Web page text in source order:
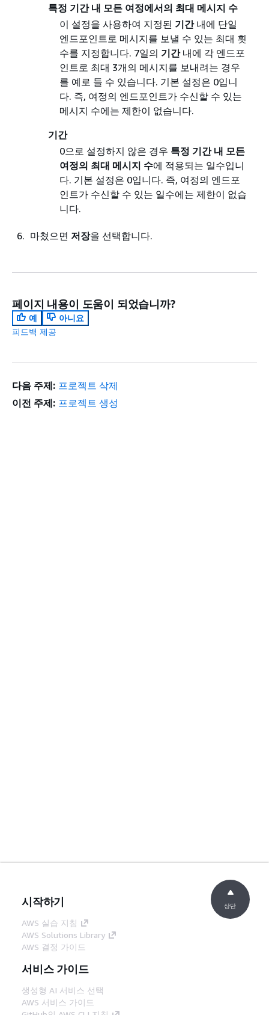
특정 기간 내 모든 여정에서의 최대 메시지 수
이 설정을 사용하여 지정된 기간내에 단일
엔드포인트로 메시지를 보낼 수 있는 최대 횟
수를 지정합니다. 7일의 기간내에 각 엔드포
인트로 최대 3개의 메시지를 보내려는 경우
를 예로 들 수 있습니다. 기본 설정은 0입니
다. 즉, 여정의 엔드포인트가 수신할 수 있는
메시지 수에는 제한이 없습니다.
기간
0으로 설정하지 않은 경우 특정 기간 내 모든
여정의 최대 메시지 수에 적용되는 일수입니
다. 기본 설정은 0입니다. 즉, 여정의 엔드포
인트가 수신할 수 있는 일수에는 제한이 없습
니다.
마쳤으면 저장을 선택합니다.
페이지 내용이 도움이 되었습니까?
예
아니요
피드백 제공
다음 주제: 프로젝트 삭제
이전 주제: 프로젝트 생성
시작하기
AWS 실습 지침
AWS Solutions Library
AWS 결정 가이드
서비스 가이드
생성형 AI 서비스 선택
AWS 서비스 가이드
상단